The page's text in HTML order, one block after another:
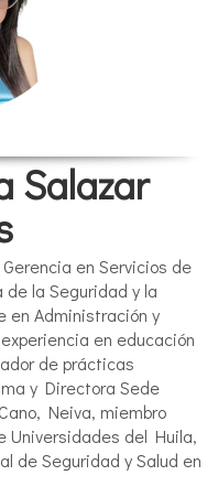
Salazar
en Servicios de
la Seguridad y la
en Administración y
en educación
de prácticas
y Directora Sede
Neiva, miembro
Universidades del Huila,
de Seguridad y Salud en